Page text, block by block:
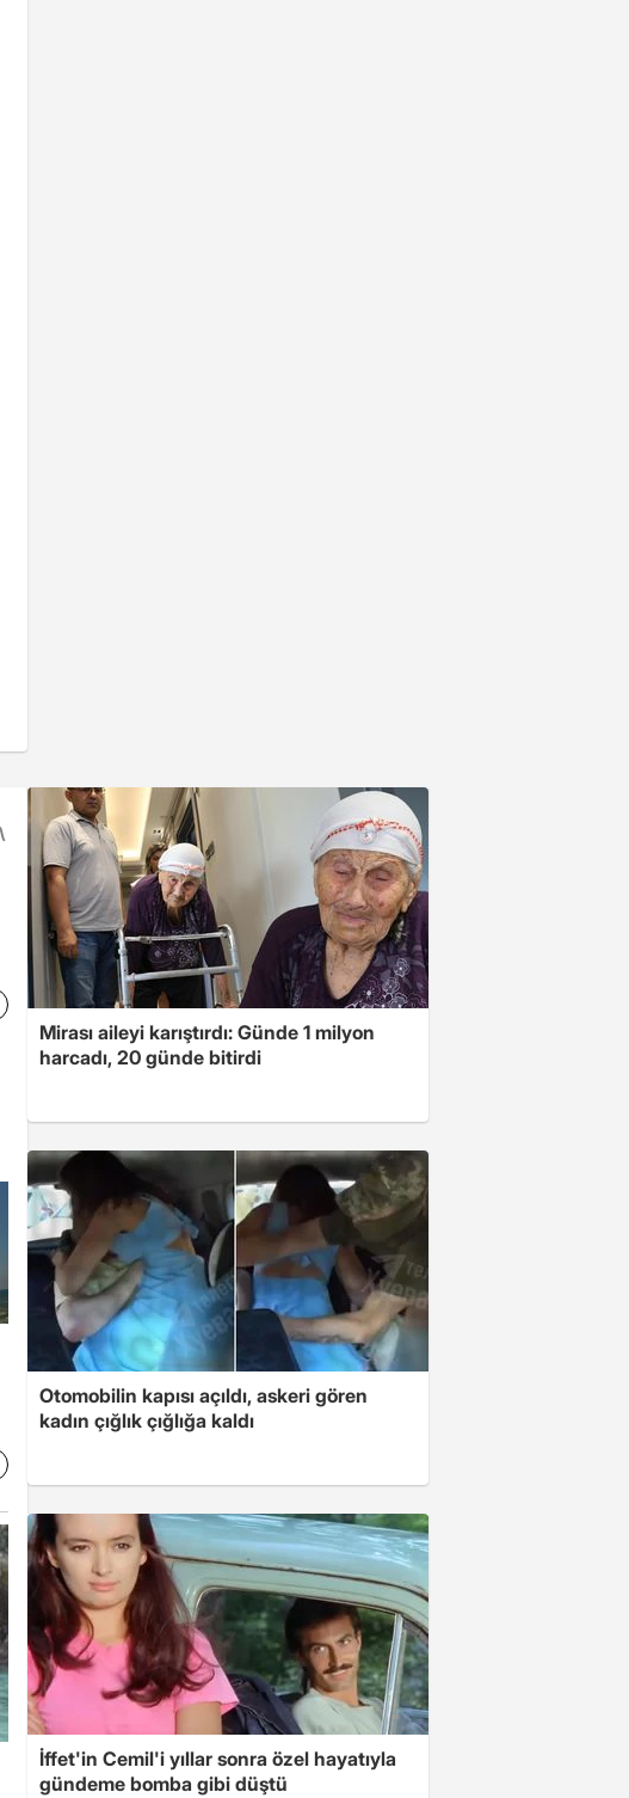
Mirası aileyi karıştırdı: Günde 1 milyon
harcadı, 20 günde bitirdi
Otomobilin kapısı açıldı, askeri gören
kadın çığlık çığlığa kaldı
İffet'in Cemil'i yıllar sonra özel hayatıyla
gündeme bomba gibi düştü